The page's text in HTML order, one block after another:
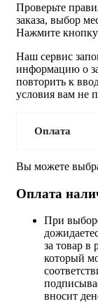
Проверьте
заказа, выбор
Нажмите
Наш сервис
информацию о
повторить к
условия вам не
Оплата
Вы можете
Оплата
При
за товар в
который
вносит